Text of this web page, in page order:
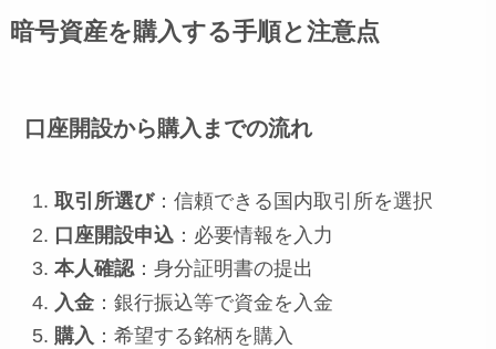
暗号資産を購入する手順と注意点
口座開設から購入までの流れ
取引所選び：信頼できる国内取引所を選択
口座開設申込 ：必要情報を入力
本人確認：身分証明書の提出
入金 ：銀行振込等で資金を入金
購入 ：希望する銘柄を購入